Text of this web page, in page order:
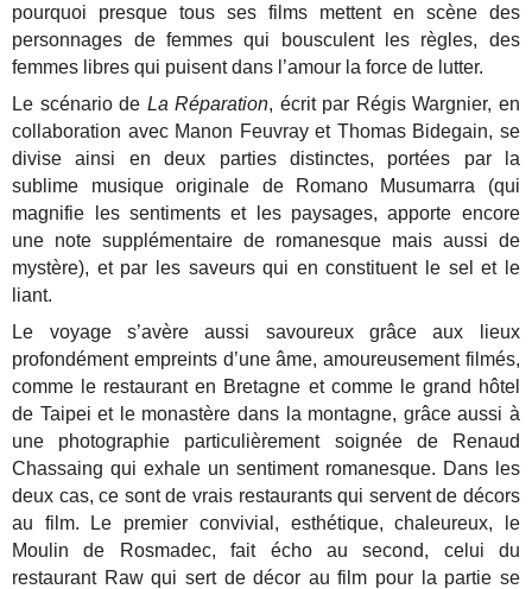
pourquoi presque tous ses films mettent en scène des
personnages de femmes qui bousculent les règles, des
femmes libres qui puisent dans l’amour la force de lutter.
Le scénario de La Réparation, écrit par Régis Wargnier, en
collaboration avec Manon Feuvray et Thomas Bidegain, se
divise ainsi en deux parties distinctes, portées par la
sublime musique originale de Romano Musumarra (qui
magnifie les sentiments et les paysages, apporte encore
une note supplémentaire de romanesque mais aussi de
mystère), et par les saveurs qui en constituent le sel et le
liant.
Le voyage s’avère aussi savoureux grâce aux lieux
profondément empreints d’une âme, amoureusement filmés,
comme le restaurant en Bretagne et comme le grand hôtel
de Taipei et le monastère dans la montagne, grâce aussi à
une photographie particulièrement soignée de Renaud
Chassaing qui exhale un sentiment romanesque. Dans les
deux cas, ce sont de vrais restaurants qui servent de décors
au film. Le premier convivial, esthétique, chaleureux, le
Moulin de Rosmadec, fait écho au second, celui du
restaurant Raw qui sert de décor au film pour la partie se